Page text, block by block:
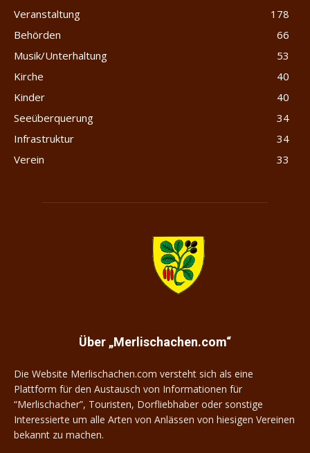
Veranstaltung
178
Behörden
66
Musik/Unterhaltung
53
Kirche
40
Kinder
40
Seeüberquerung
34
Infrastruktur
34
Verein
33
Über „Merlischachen.com“
Die Website Merlischachen.com versteht sich als eine
Plattform für den Austausch von Informationen für
“Merlischacher”, Touristen, Dorfliebhaber oder sonstige
Interessierte um alle Arten von Anlässen von hiesigen Vereinen
bekannt zu machen.